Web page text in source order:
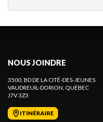
NOUS JOINDRE
3500, BD DE LA CITÉ-DES-JEUNES
VAUDREUIL-DORION, QUÉBEC
J7V 3Z3
ITINÉRAIRE